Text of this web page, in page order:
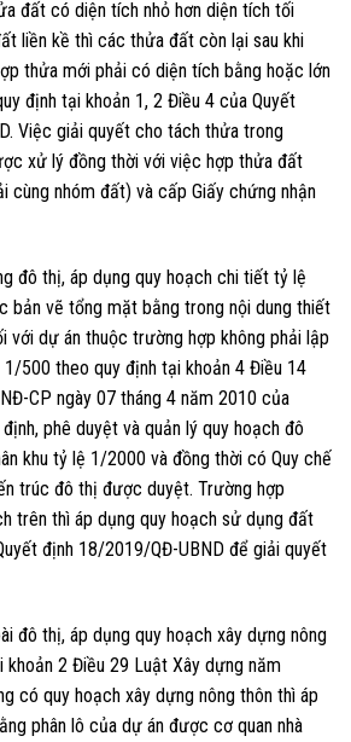
đất có diện tích nhỏ hơn diện tích tối
liền kề thì các thửa đất còn lại sau khi
thửa mới phải có diện tích bằng hoặc lớn
định tại khoản 1, 2 Điều 4 của Quyết
Việc giải quyết cho tách thửa trong
xử lý đồng thời với việc hợp thửa đất
cùng nhóm đất) và cấp Giấy chứng nhận
đô thị, áp dụng quy hoạch chi tiết tỷ lệ
bản vẽ tổng mặt bằng trong nội dung thiết
với dự án thuộc trường hợp không phải lập
500 theo quy định tại khoản 4 Điều 14
CP ngày 07 tháng 4 năm 2010 của
phê duyệt và quản lý quy hoạch đô
khu tỷ lệ 1/2000 và đồng thời có Quy chế
trúc đô thị được duyệt. Trường hợp
trên thì áp dụng quy hoạch sử dụng đất
định 18/2019/QĐ-UBND để giải quyết
đô thị, áp dụng quy hoạch xây dựng nông
2 Điều 29 Luật Xây dựng năm
có quy hoạch xây dựng nông thôn thì áp
phân lô của dự án được cơ quan nhà